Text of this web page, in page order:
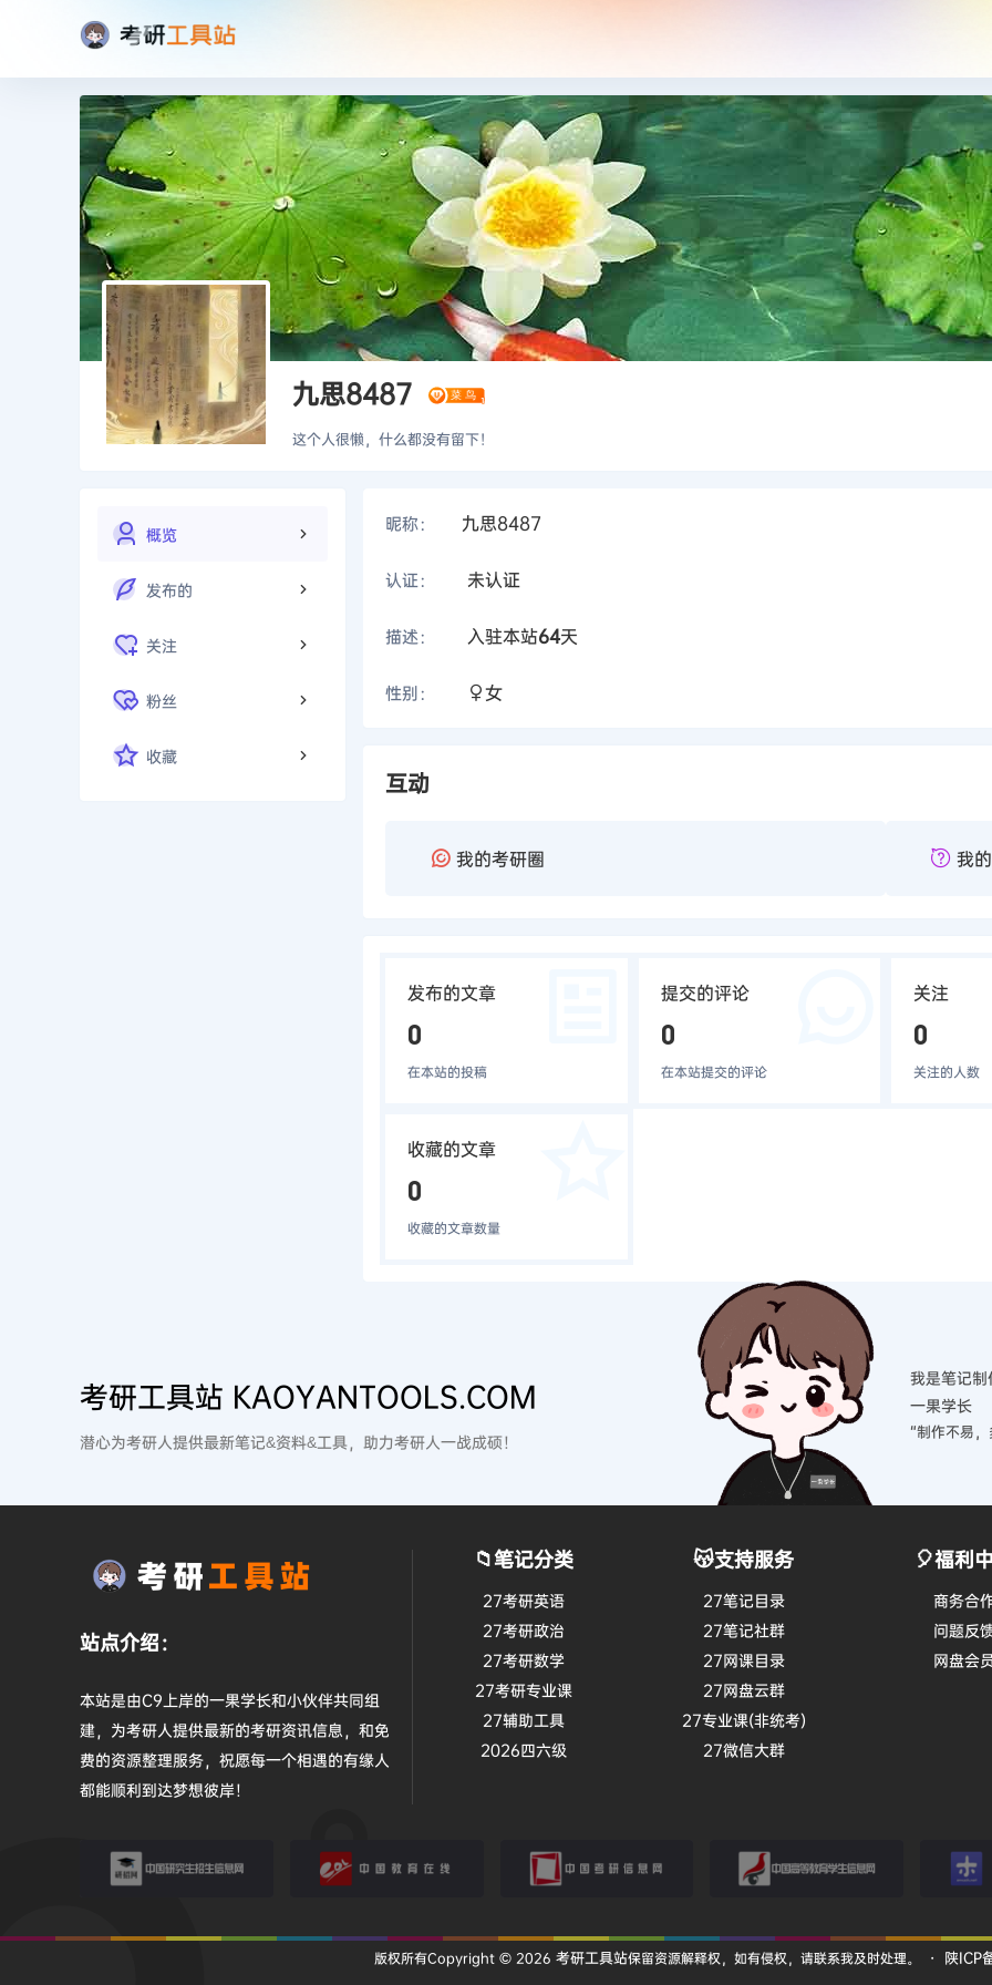
九思8487
这个人很懒，什么都没有留下！
概览
发布的
关注
粉丝
收藏
昵称： 九思8487
认证： 未认证
描述： 入驻本站64天
性别： 女
互动
我的考研圈 我
发布的文章
0
在本站的投稿
提交的评论
0
在本站提交的评论
关注
0
关注的人数
收藏的文章
0
收藏的文章数量
考研工具站 KAOYANTOOLS.COM
潜心为考研人提供最新笔记&资料&工具，助力考研人一战成硕！
我是笔记制
一果学长
“制作不易
站点介绍：
本站是由C9上岸的一果学长和小伙伴共同组
建，为考研人提供最新的考研资讯信息，和免
费的资源整理服务，祝愿每一个相遇的有缘人
都能顺利到达梦想彼岸！
📁笔记分类
27考研英语
27考研政治
27考研数学
27考研专业课
27辅助工具
2026四六级
😽支持服务
27笔记目录
27笔记社群
27网课目录
27网盘云群
27专业课(非统考)
27微信大群
🎈福利
商务合
问题反
网盘会
版权所有Copyright © 2026 考研工具站保留资源解释权，如有侵权，请联系我及时处理。 ・ 陕ICP